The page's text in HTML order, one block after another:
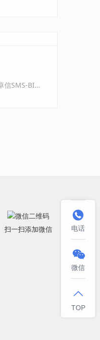
SMS-BI带速打滑开关现货详细介绍卓信SMS-BI带速打滑开关现货主要特点：1、智能型，一体···
扫一扫添加微信

电话

微信

TOP